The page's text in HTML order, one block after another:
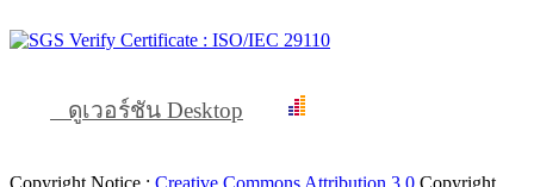
ดูเวอร์ชัน Desktop
Copyright Notice : Creative Commons Attribution 3.0 Copyright